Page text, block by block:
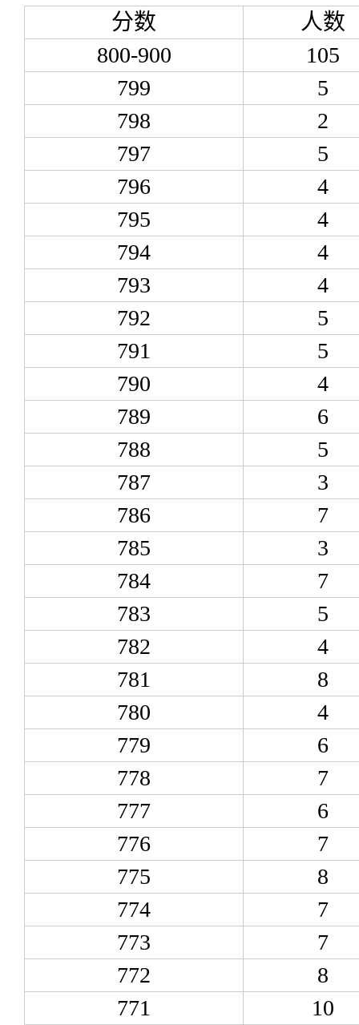
分数
人数
800-900
105
799
5
798
2
797
5
796
4
795
4
794
4
793
4
792
5
791
5
790
4
789
6
788
5
787
3
786
7
785
3
784
7
783
5
782
4
781
8
780
4
779
6
778
7
777
6
776
7
775
8
774
7
773
7
772
8
771
10